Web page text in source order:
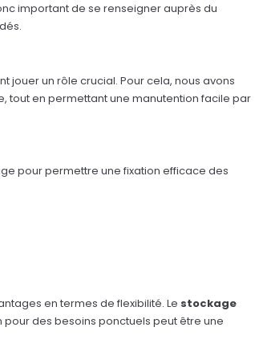
important de se renseigner auprès du
jouer un rôle crucial. Pour cela, nous avons
en permettant une manutention facile par
pour permettre une fixation efficace des
en termes de flexibilité. Le stockage
des besoins ponctuels peut être une